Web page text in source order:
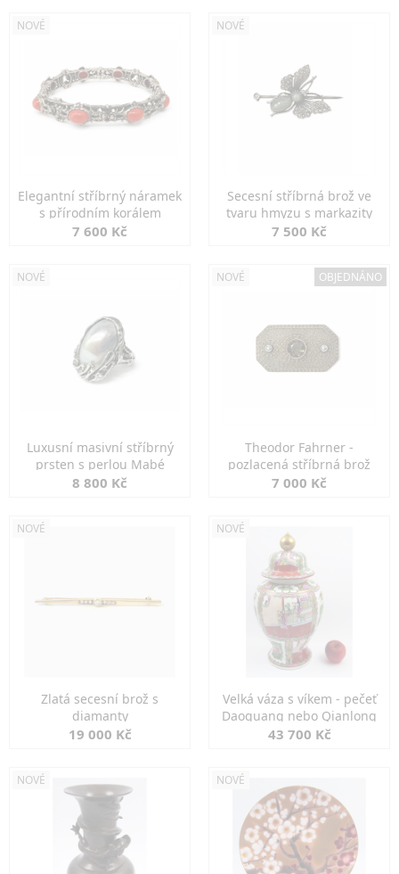
NOVÉ
Elegantní stříbrný náramek
s přírodním korálem
7 600 Kč
NOVÉ
Secesní stříbrná brož ve
tvaru hmyzu s markazity
7 500 Kč
NOVÉ
Luxusní masivní stříbrný
prsten s perlou Mabé
8 800 Kč
NOVÉ OBJEDNÁNO
Theodor Fahrner -
pozlacená stříbrná brož
7 000 Kč
NOVÉ
Zlatá secesní brož s
diamanty
19 000 Kč
NOVÉ
Velká váza s víkem - pečeť
Daoguang nebo Qianlong
43 700 Kč
NOVÉ NOVÉ